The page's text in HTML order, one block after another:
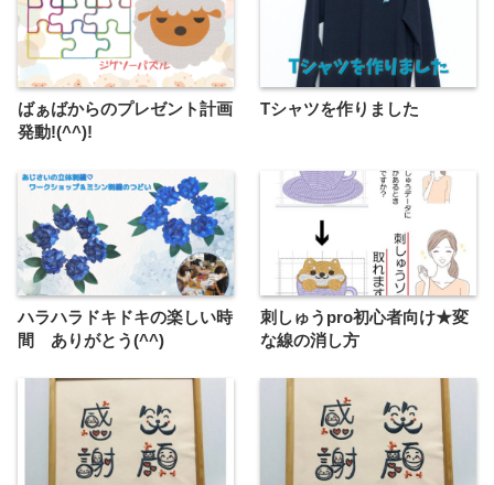
ばぁばからのプレゼント計画
発動!(^^)!
Tシャツを作りました
ハラハラドキドキの楽しい時
間 ありがとう(^^)
刺しゅうpro初心者向け★変
な線の消し方